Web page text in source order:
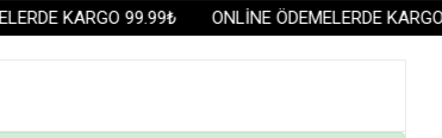
KARGO 99.99₺ ONLİNE ÖDEMELERDE